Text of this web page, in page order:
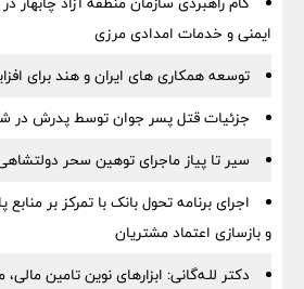
ایمنی و خدمات امدادی مرزی
توسعه همکاری های ایران و هند برای
جزئیات قتل پسر جوان توسط پدرش در
سیر تا پیاز ماجرای توهین سحر
اجرای برنامه تحول بانک با تمرکز بر منابع
و بازسازی اعتماد مشتریان
دکتر للـه‌گانی: ابزارهای نوین تامین